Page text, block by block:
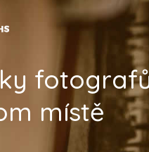
místě